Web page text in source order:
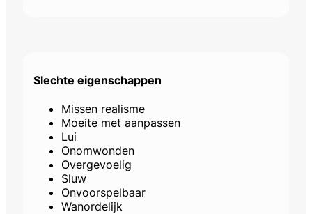
Slechte eigenschappen
Missen realisme
Moeite met aanpassen
Lui
Onomwonden
Overgevoelig
Sluw
Onvoorspelbaar
Wanordelijk